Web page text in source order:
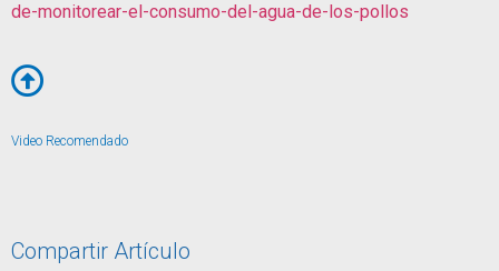
de-monitorear-el-consumo-del-agua-de-los-pollos
Video Recomendado
Compartir Artículo